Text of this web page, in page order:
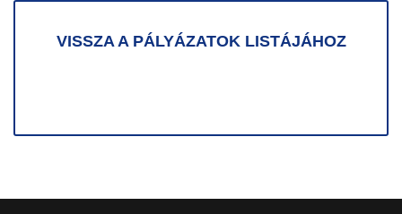
VISSZA A PÁLYÁZATOK LISTÁJÁHOZ